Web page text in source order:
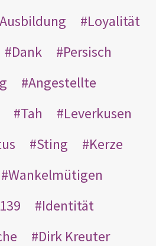
Ausbildung
Loyalität
Dank
Persisch
Angestellte
Tah
Leverkusen
Sting
Kerze
Wankelmütigen
Identität
Dirk Kreuter